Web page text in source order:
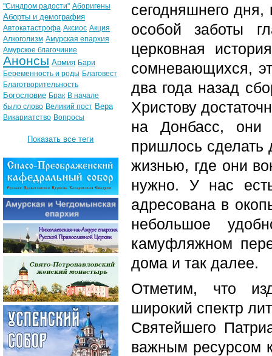
сегодняшнего
особой заботы
церковная
сомневающихся,
два года назад
Христову
на Донбасс,
пришлось сделать
жизнью, где они
нужно. У нас
адресована в
небольшое
камуфляжном
дома и так далее.
Отметим, что
широкий спектр
Святейшего
важным ресурсом
"Синдром радости" Аборигены
Аборты и демография
Автокатастрофа Аксиос Акция
Алкоголизм Амурская епархия
Амурское благочиние
Анонсы Армия Бари
Беременность и роды Благовест
Благотворительность
Богословие Брак В начале
было слово Великий пост Вера
Викариатство Вопросы
Показать все теги